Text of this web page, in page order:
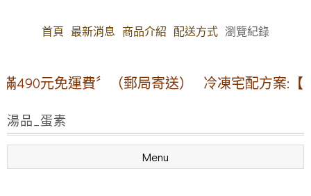
首頁 最新消息 商品介紹 配送方式 瀏覽紀錄
免運費〞（郵局寄送） 冷凍宅配方案:【本島
湯品_蛋素
Menu